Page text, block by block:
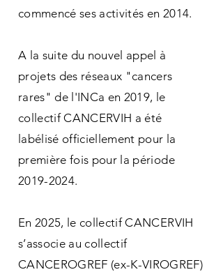
commencé ses activités en 2014.
A la suite du nouvel appel à
projets des réseaux "cancers
rares" de l'INCa en 2019, le
collectif CANCERVIH a été
labélisé officiellement pour la
première fois pour la période
2019-2024.
En 2025, le collectif CANCERVIH
s’associe au collectif
CANCEROGREF (ex-K-VIROGREF)